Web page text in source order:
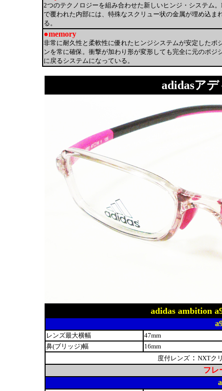
2つのテクノロジーを組み合わせた新しいヒンジ・システム。
で覆われた内部には、特殊なスクリュー状の金属が埋め込ま
る。
●memory
非常に耐久性と柔軟性に優れたヒンジシステムが安定したポ
ンを常に確保。衝撃が加わり形が変形しても完全に元のポジ
に戻るシステムになっている。
adidasアデ
adidas ambition
レンズ最大横幅
47mm
鼻(ブリッジ)幅
16mm
度付レンズ ： NXTク
フレ